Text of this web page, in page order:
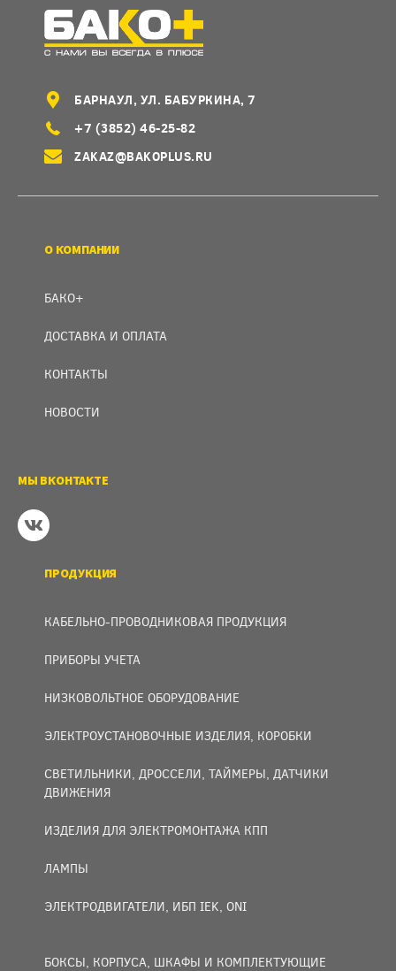
БАРНАУЛ, УЛ. БАБУРКИНА, 7
+7 (3852) 46-25-82
ZAKAZ@BAKOPLUS.RU
О КОМПАНИИ
БАКО+
ДОСТАВКА И ОПЛАТА
КОНТАКТЫ
НОВОСТИ
МЫ ВКОНТАКТЕ
ПРОДУКЦИЯ
КАБЕЛЬНО-ПРОВОДНИКОВАЯ ПРОДУКЦИЯ
ПРИБОРЫ УЧЕТА
НИЗКОВОЛЬТНОЕ ОБОРУДОВАНИЕ
ЭЛЕКТРОУСТАНОВОЧНЫЕ ИЗДЕЛИЯ, КОРОБКИ
СВЕТИЛЬНИКИ, ДРОССЕЛИ, ТАЙМЕРЫ, ДАТЧИКИ
ДВИЖЕНИЯ
ИЗДЕЛИЯ ДЛЯ ЭЛЕКТРОМОНТАЖА КПП
ЛАМПЫ
ЭЛЕКТРОДВИГАТЕЛИ, ИБП IEK, ONI
БОКСЫ, КОРПУСА, ШКАФЫ И КОМПЛЕКТУЮЩИЕ